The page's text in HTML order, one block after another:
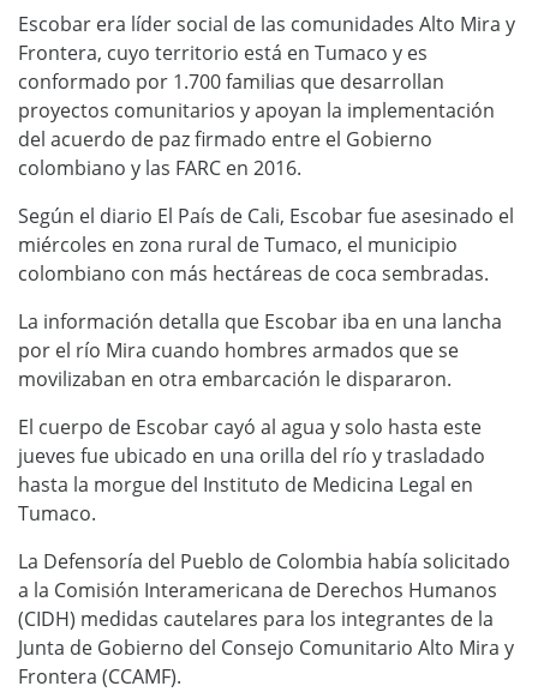
Escobar era líder social de las comunidades Alto Mira y
Frontera, cuyo territorio está en Tumaco y es
conformado por 1.700 familias que desarrollan
proyectos comunitarios y apoyan la implementación
del acuerdo de paz firmado entre el Gobierno
colombiano y las FARC en 2016.
Según el diario El País de Cali, Escobar fue asesinado el
miércoles en zona rural de Tumaco, el municipio
colombiano con más hectáreas de coca sembradas.
La información detalla que Escobar iba en una lancha
por el río Mira cuando hombres armados que se
movilizaban en otra embarcación le dispararon.
El cuerpo de Escobar cayó al agua y solo hasta este
jueves fue ubicado en una orilla del río y trasladado
hasta la morgue del Instituto de Medicina Legal en
Tumaco.
La Defensoría del Pueblo de Colombia había solicitado
a la Comisión Interamericana de Derechos Humanos
(CIDH) medidas cautelares para los integrantes de la
Junta de Gobierno del Consejo Comunitario Alto Mira y
Frontera (CCAMF).